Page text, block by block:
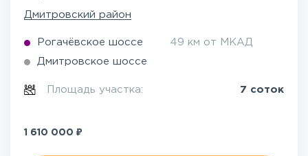
Дмитровский район
Рогачёвское шоссе 49 км от МКАД
Дмитровское шоссе
Площадь участка: 7 соток
1 610 000 ₽